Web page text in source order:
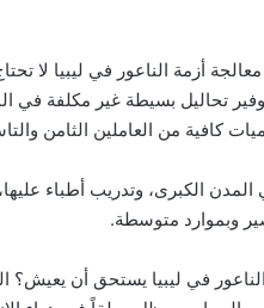
أزمة الناعور في ليبيا لا
تحاليل بسيطة غير مكلفة في
كافية من العاملين الثامن
الكبرى، وتدريب أطباء
وبموارد متوسطة.
في ليبيا يستحق أن